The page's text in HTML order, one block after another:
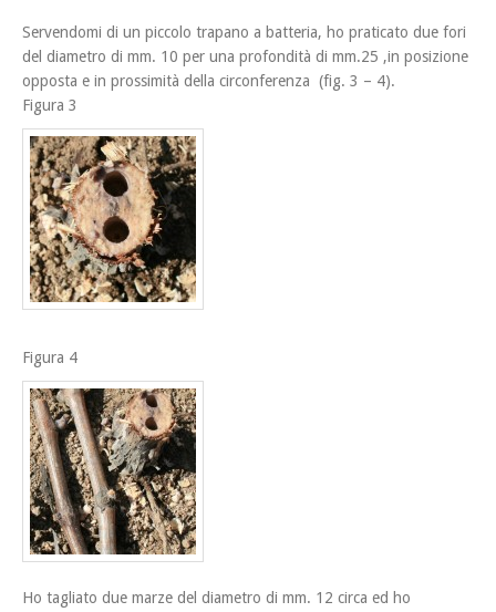
Servendomi di un piccolo trapano a batteria, ho praticato due fori
del diametro di mm. 10 per una profondità di mm.25 ,in posizione
opposta e in prossimità della circonferenza (fig. 3 – 4).
Figura 3
Figura 4
Ho tagliato due marze del diametro di mm. 12 circa ed ho